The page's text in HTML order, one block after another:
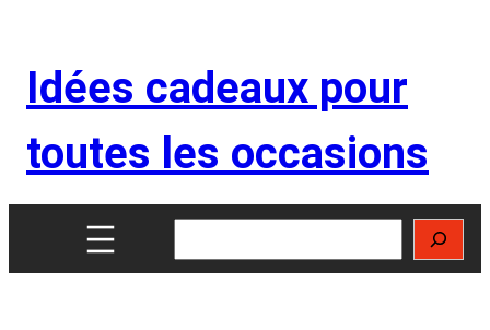
contenu
Idées cadeaux pour
toutes les occasions